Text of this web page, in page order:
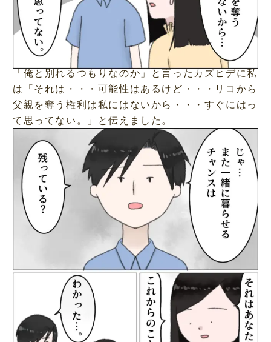
「俺と別れるつもりなのか」と言ったカズヒデに私
は「それは・・・可能性はあるけど・・・リコから
父親を奪う権利は私にはないから・・・すぐにはっ
て思ってない。」と伝えました。